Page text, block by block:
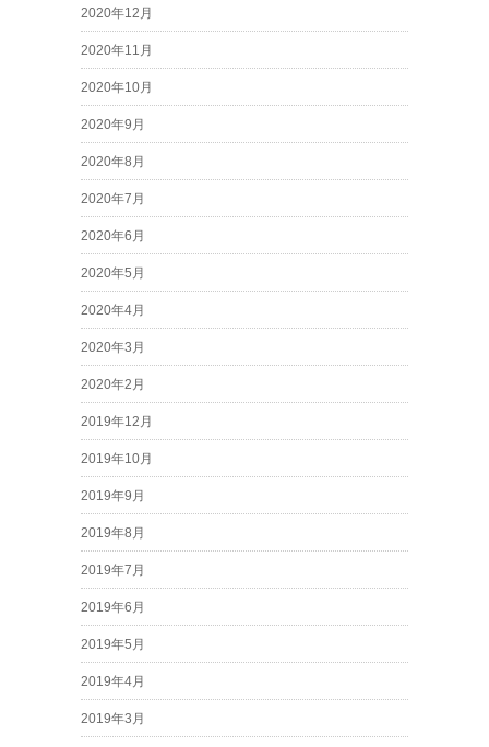
2020年12月
2020年11月
2020年10月
2020年9月
2020年8月
2020年7月
2020年6月
2020年5月
2020年4月
2020年3月
2020年2月
2019年12月
2019年10月
2019年9月
2019年8月
2019年7月
2019年6月
2019年5月
2019年4月
2019年3月